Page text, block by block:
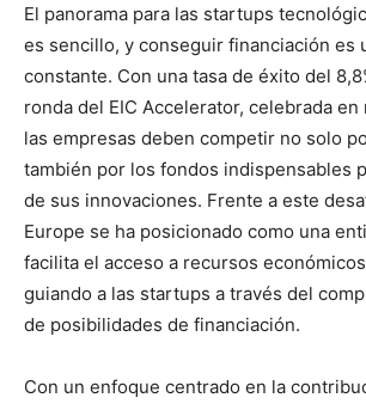
El panorama para las startups
es sencillo, y conseguir financiación es
constante. Con una tasa de éxito del
ronda del EIC Accelerator, celebrada en
las empresas deben competir no solo
también por los fondos indispensables
de sus innovaciones. Frente a este
Europe se ha posicionado como una
facilita el acceso a recursos
guiando a las startups a través del
de posibilidades de financiación.
Con un enfoque centrado en la